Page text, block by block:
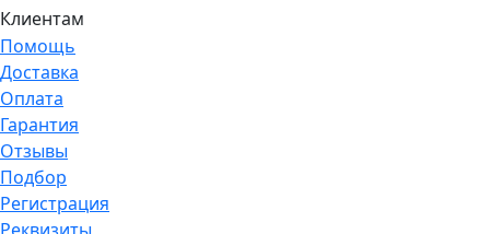
Клиентам
Помощь
Доставка
Оплата
Гарантия
Отзывы
Подбор
Регистрация